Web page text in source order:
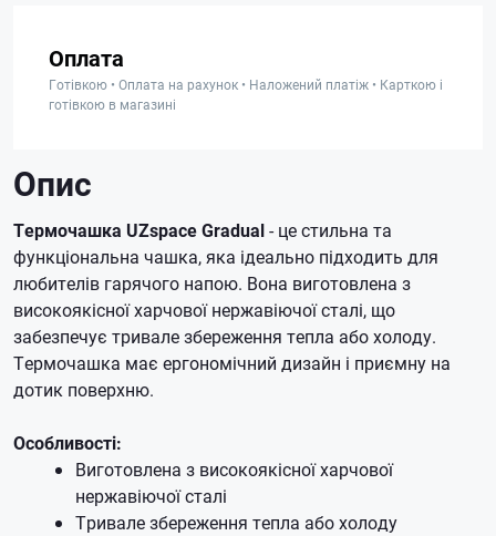
Оплата
Готівкою • Оплата на рахунок • Наложений платіж • Карткою і
готівкою в магазині
Опис
Термочашка UZspace Gradual- це стильна та
функціональна чашка, яка ідеально підходить для
любителів гарячого напою. Вона виготовлена з
високоякісної харчової нержавіючої сталі, що
забезпечує тривале збереження тепла або холоду.
Термочашка має ергономічний дизайн і приємну на
дотик поверхню.
Особливості:
Виготовлена з високоякісної харчової
нержавіючої сталі
Тривале збереження тепла або холоду